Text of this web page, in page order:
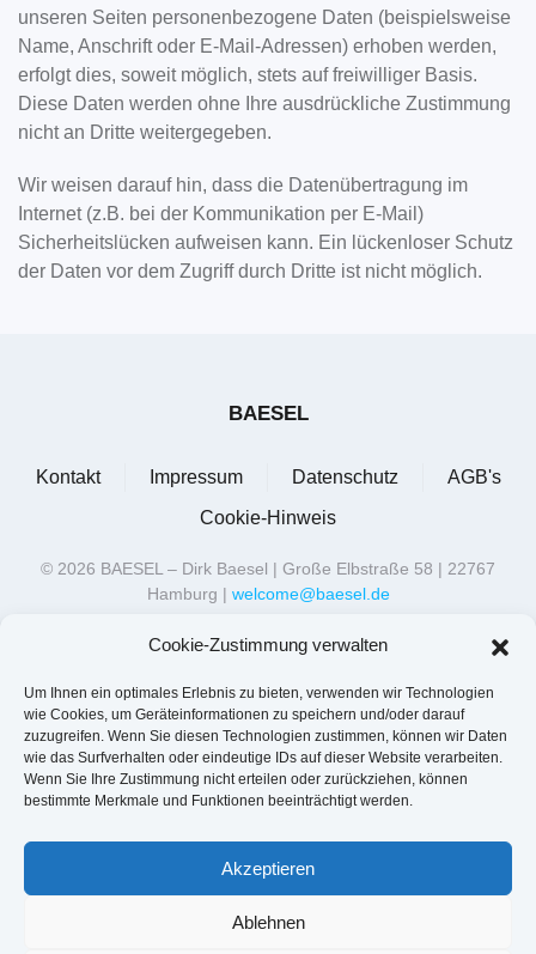
Cookie-Zustimmung verwalten
Um Ihnen ein optimales Erlebnis zu bieten, verwenden wir Technologien
wie Cookies, um Geräteinformationen zu speichern und/oder darauf
zuzugreifen. Wenn Sie diesen Technologien zustimmen, können wir Daten
wie das Surfverhalten oder eindeutige IDs auf dieser Website verarbeiten.
Wenn Sie Ihre Zustimmung nicht erteilen oder zurückziehen, können
bestimmte Merkmale und Funktionen beeinträchtigt werden.
Akzeptieren
Ablehnen
unseren Seiten personenbezogene Daten (beispielsweise
Name, Anschrift oder E-Mail-Adressen) erhoben werden,
erfolgt dies, soweit möglich, stets auf freiwilliger Basis.
Diese Daten werden ohne Ihre ausdrückliche Zustimmung
nicht an Dritte weitergegeben.
Wir weisen darauf hin, dass die Datenübertragung im
Internet (z.B. bei der Kommunikation per E-Mail)
Sicherheitslücken aufweisen kann. Ein lückenloser Schutz
der Daten vor dem Zugriff durch Dritte ist nicht möglich.
BAESEL
Kontakt Impressum Datenschutz
AGB's
Cookie-Hinweis
© 2026 BAESEL – Dirk Baesel | Große Elbstraße 58 | 22767
Hamburg | welcome@baesel.de